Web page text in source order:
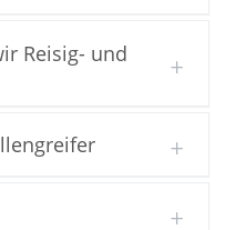
Reisig- und